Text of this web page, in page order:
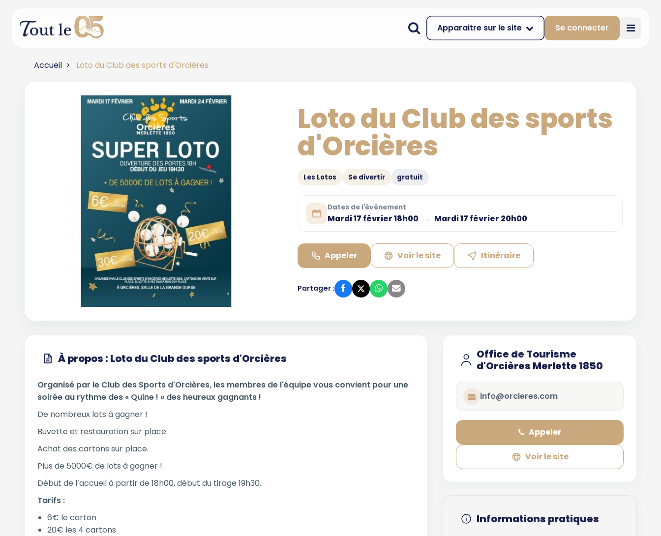
Apparaitre sur le site Se connecter
Accueil Loto du Club des sports d'Orcières
Loto du Club des sports
d'Orcières
Les Lotos Se divertir gratuit
Dates de l'événement
Mardi 17 février 18h00 → Mardi 17 février 20h00
Appeler Voir le site Itinéraire
Partager :
À propos : Loto du Club des sports d'Orcières
Organisé par le Club des Sports d'Orcières, les membres de l'équipe vous convient pour une
soirée au rythme des « Quine ! » des heureux gagnants !
De nombreux lots à gagner !
Buvette et restauration sur place.
Achat des cartons sur place.
Plus de 5000€ de lots à gagner !
Début de l’accueil à partir de 18h00, début du tirage 19h30.
Tarifs :
6€ le carton
20€ les 4 cartons
Office de Tourisme
d'Orcières Merlette 1850
info@orcieres.com
Appeler
Voir le site
Informations pratiques